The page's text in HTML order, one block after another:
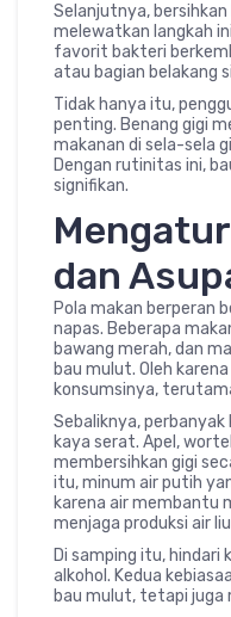
Selanjutnya,
melewatkan langkah
favorit bakteri
atau bagian belakang
Tidak hanya itu,
penting. Benang gigi
makanan di sela-sela
Dengan rutinitas ini,
signifikan.
dan
Pola makan berperan
napas. Beberapa
bawang merah, dan
bau mulut. Oleh
konsumsinya,
Sebaliknya,
kaya serat. Apel,
membersihkan gigi
itu, minum air putih
karena air membantu
menjaga produksi air
Di samping itu, hindari
alkohol. Kedua
bau mulut, tetapi juga